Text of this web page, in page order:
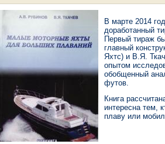
В марте 2014
доработанный
Первый тираж
главный
Яхтс) и В.Я.
опытом
обобщенный
футов.
Книга
интересна тем,
плаву или